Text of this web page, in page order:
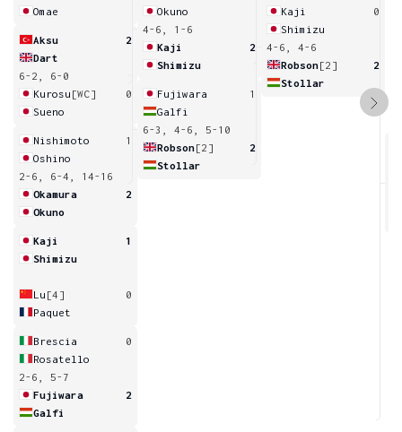
Omae
Aksu
2
Dart
6-2, 6-0
Kurosu [WC]
0
Sueno
Nishimoto
1
Oshino
2-6, 6-4, 14-16
Okamura
2
Okuno
Kaji
1
Shimizu
Lu [4]
0
Paquet
Brescia
0
Rosatello
2-6, 5-7
Fujiwara
2
Galfi
Okuno
4-6, 1-6
Kaji
2
Shimizu
Fujiwara
1
Galfi
6-3, 4-6, 5-10
Robson[2]
2
Stollar
Kaji
0
Shimizu
4-6, 4-6
Robson[2]
2
Stollar